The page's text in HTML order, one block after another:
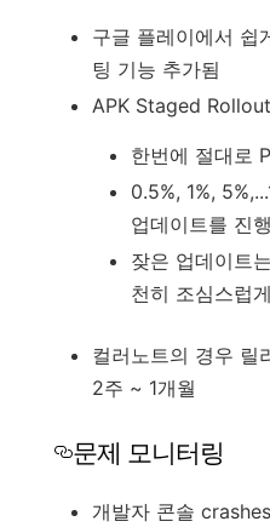
구글 플레이에서 쉽
팅 기능 추가됨
APK Staged
한번에 절대로
0.5%, 1%,
업데이트를 진
잦은 업데이트
천히 조심스럽
컬러노트의 경우 릴
2주 ~ 1개월
문제 모니터링
개발자 콘솔